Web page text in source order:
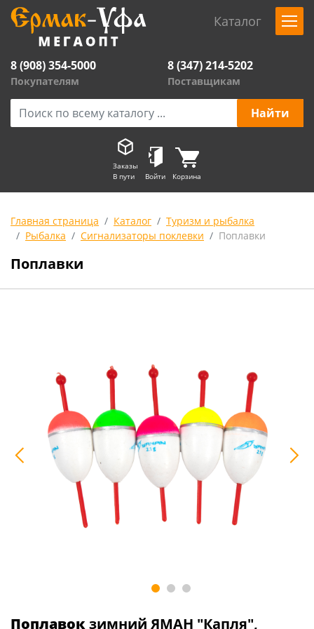
Каталог
8 (908) 354-5000
Покупателям
8 (347) 214-5202
Поставщикам
Заказы
В пути
Войти Корзина
Главная страница Каталог
Туризм и рыбалка
Рыбалка
Сигнализаторы поклевки Поплавки
Поплавки
Поплавокзимний ЯМАН "Капля",